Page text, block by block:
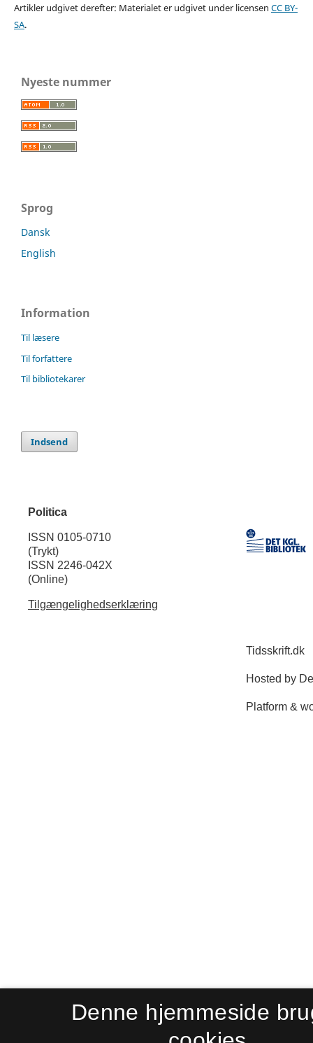
Artikler udgivet derefter: Materialet er udgivet under licensen CC BY-
SA.
Nyeste nummer
Sprog
Dansk
English
Information
Til læsere
Til forfattere
Til bibliotekarer
Indsend
Politica
ISSN 0105-0710
(Trykt)
ISSN 2246-042X
(Online)
Tilgængelighedserklæring
Denne hjemmeside